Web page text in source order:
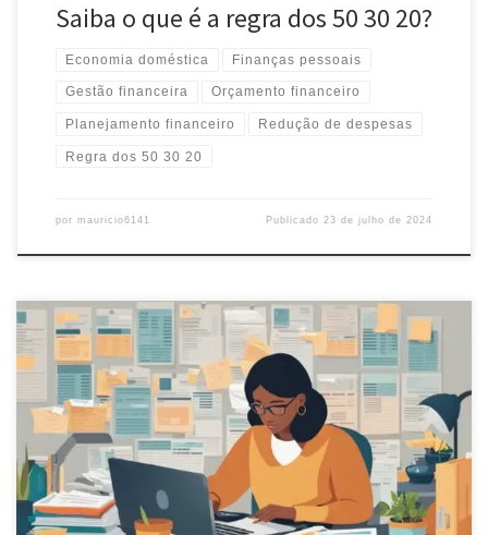
Saiba o que é a regra dos 50 30 20?
Economia doméstica Finanças pessoais
Gestão financeira Orçamento financeiro
Planejamento financeiro Redução de despesas
Regra dos 50 30 20
por mauricio6141 Publicado23 de julho de 2024
Aprenda a criar seu orçamento pessoal de forma simples e eficaz.
Controle suas finanças, alcance seus objetivos e conquiste
estabilidade financeira.